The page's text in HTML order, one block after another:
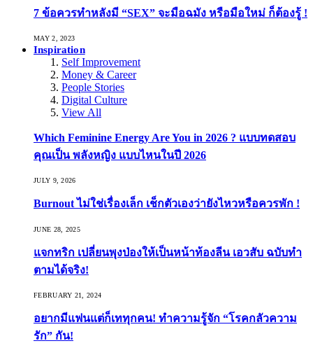
7 ข้อควรทำหลังมี “SEX” จะมือฉมัง หรือมือใหม่ ก็ต้องรู้ !
MAY 2, 2023
Inspiration
Self Improvement
Money & Career
People Stories
Digital Culture
View All
Which Feminine Energy Are You in 2026 ? แบบทดสอบ
คุณเป็น พลังหญิง แบบไหนในปี 2026
JULY 9, 2026
Burnout ไม่ใช่เรื่องเล็ก เช็กตัวเองว่ายังไหวหรือควรพัก !
JUNE 28, 2025
แจกทริก เปลี่ยนพุงป่องให้เป็นหน้าท้องลีน เอวสับ ฉบับทำ
ตามได้จริง!
FEBRUARY 21, 2024
อยากมีแฟนแต่ก็เททุกคน! ทำความรู้จัก “โรคกลัวความ
รัก” กัน!